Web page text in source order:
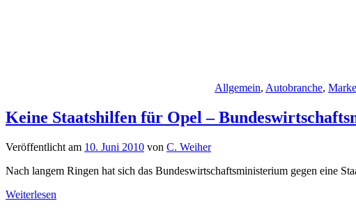
Allgemein, Autobranche,
Keine Staatshilfen für Opel –
Veröffentlicht am 10. Juni 2010 von C. Weiher
Nach langem Ringen hat sich das Bundeswirtschaftsministerium gegen eine
Weiterlesen